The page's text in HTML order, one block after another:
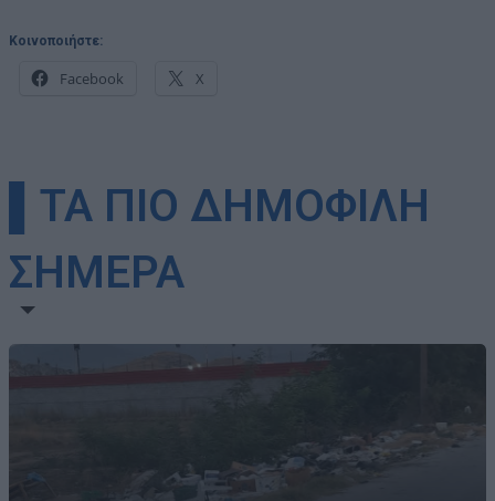
Κοινοποιήστε:
Facebook X
▌ΤΑ ΠΙΟ ΔΗΜΟΦΙΛΗ
ΣΗΜΕΡΑ